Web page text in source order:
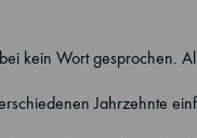
kein Wort gesprochen.
Jahrzehnte